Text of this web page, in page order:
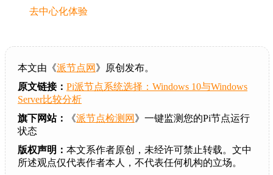
去中心化体验
本文由《派节点网 》原创发布。
原文链接： Pi派节点系统选择：Windows 10与Windows
Server比较分析
旗下网站：
《派节点检测网 》一键监测您的Pi节点运行
状态
版权声明： 本文系作者原创，未经许可禁止转载。文中
所述观点仅代表作者本人，不代表任何机构的立场。